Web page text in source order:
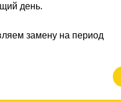
день.
замену на период